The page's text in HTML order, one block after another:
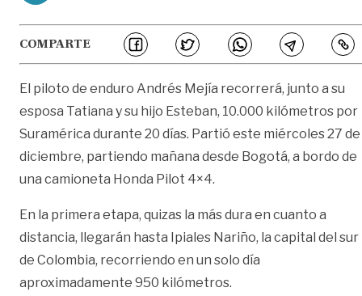
COMPARTE
El piloto de enduro Andrés Mejía recorrerá, junto a su
esposa Tatiana y su hijo Esteban, 10.000 kilómetros por
Suramérica durante 20 días. Partió este miércoles 27 de
diciembre, partiendo mañana desde Bogotá, a bordo de
una camioneta Honda Pilot 4×4.
En la primera etapa, quizas la más dura en cuanto a
distancia, llegarán hasta Ipiales Nariño, la capital del sur
de Colombia, recorriendo en un solo día
aproximadamente 950 kilómetros.